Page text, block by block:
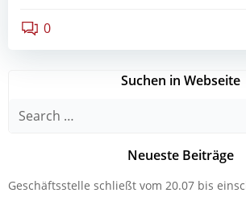
0
Suchen in Webseite
Search
Neueste Beiträge
Geschäftsstelle schließt vom 20.07 bis